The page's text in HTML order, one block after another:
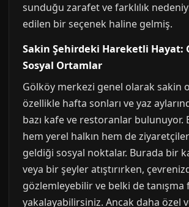
sunduğu zarafet ve farklılık
edilen bir seçenek haline gelmiş.
Sakin Şehirdeki Hareketli Hayat:
Sosyal Ortamlar
Gölköy merkezi genel olarak sakin
özellikle hafta sonları ve yaz
bazı kafe ve restoranlar bulunuyor.
hem yerel halkın hem de
geldiği sosyal noktalar. Burada bir
veya bir şeyler atıştırırken,
gözlemleyebilir ve belki de tanışma
yakalayabilirsiniz. Ancak daha özel